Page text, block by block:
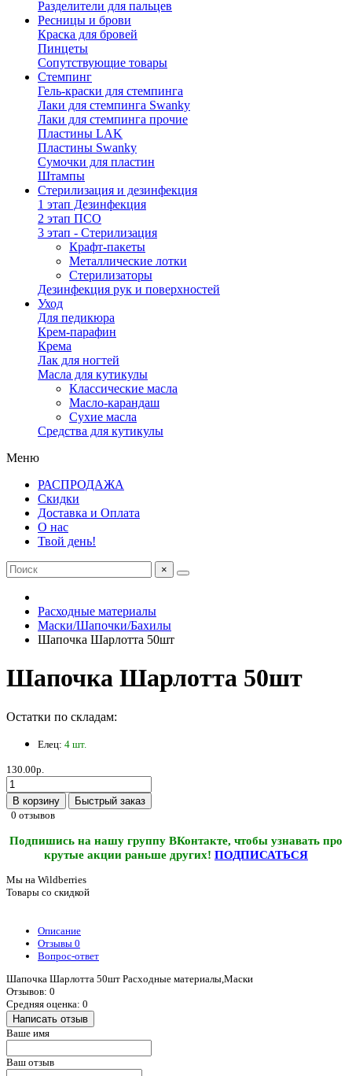
Разделители для пальцев
Ресницы и брови
Краска для бровей
Пинцеты
Сопутствующие товары
Стемпинг
Гель-краски для стемпинга
Лаки для стемпинга Swanky
Лаки для стемпинга прочие
Пластины LAK
Пластины Swanky
Сумочки для пластин
Штампы
Стерилизация и дезинфекция
1 этап Дезинфекция
2 этап ПСО
3 этап - Стерилизация
Крафт-пакеты
Металлические лотки
Стерилизаторы
Дезинфекция рук и поверхностей
Уход
Для педикюра
Крем-парафин
Крема
Лак для ногтей
Масла для кутикулы
Классические масла
Масло-карандаш
Сухие масла
Средства для кутикулы
Меню
РАСПРОДАЖА
Скидки
Доставка и Оплата
О нас
Твой день!
×
Расходные материалы
Маски/Шапочки/Бахилы
Шапочка Шарлотта 50шт
Шапочка Шарлотта 50шт
Остатки по складам:
Елец: 4 шт.
130.00р.
В корзину
Быстрый заказ
0 отзывов
Подпишись на нашу группу ВКонтакте, чтобы узнавать про
крутые акции раньше других! ПОДПИСАТЬСЯ
Мы на Wildberries
Товары со скидкой
Описание
Отзывы 0
Вопрос-ответ
Шапочка Шарлотта 50шт Расходные материалы,Маски
Отзывов: 0
Средняя оценка: 0
Написать отзыв
Ваше имя
Ваш отзыв